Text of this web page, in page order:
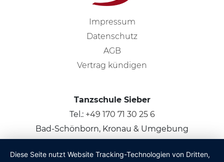
Impressum
Datenschutz
AGB
Vertrag kündigen
Tanzschule Sieber
Tel.: +49 170 71 30 25 6
Bad-Schönborn, Kronau & Umgebung
Claus Sieber
Diese Seite nutzt Website Tracking-Technologien von Dritten,